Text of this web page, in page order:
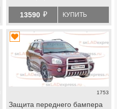
13590 й КУПИТЬ
1753
Защита переднего бампера